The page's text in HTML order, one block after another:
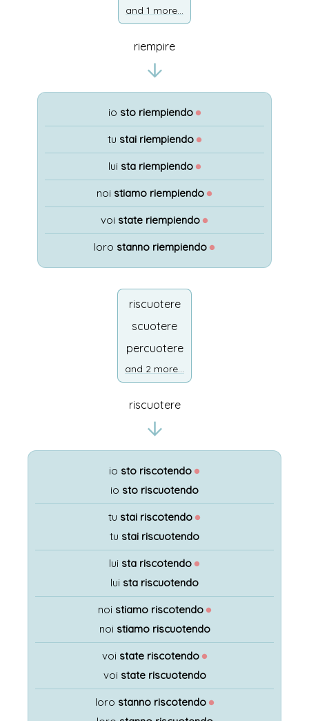
and 1 more...
riempire
io sto riempiendo ●
tu stai riempiendo ●
lui sta riempiendo ●
noi stiamo riempiendo ●
voi state riempiendo ●
loro stanno riempiendo ●
riscuotere
scuotere
percuotere
and 2 more...
riscuotere
io sto riscotendo ●
io sto riscuotendo
tu stai riscotendo ●
tu stai riscuotendo
lui sta riscotendo ●
lui sta riscuotendo
noi stiamo riscotendo ●
noi stiamo riscuotendo
voi state riscotendo ●
voi state riscuotendo
loro stanno riscotendo ●